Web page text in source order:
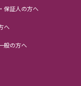
保証人の方へ
へ
般の方へ